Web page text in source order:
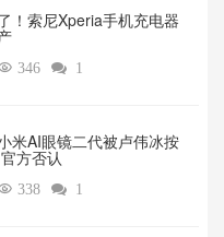
！索尼Xperia手机充电器
346  1
米AI眼镜二代被卢伟冰按
方否认
338  1